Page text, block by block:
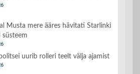
Musta mere ääres hävitati Starlinki
süsteem
uurib rolleri teelt välja ajamist